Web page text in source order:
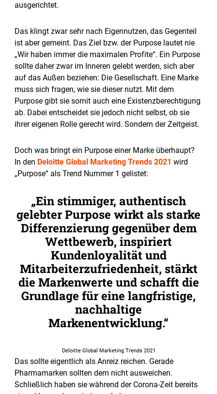
ausgerichtet.
Das klingt zwar sehr nach Eigennutzen, das Gegenteil
ist aber gemeint. Das Ziel bzw. der Purpose lautet nie
„Wir haben immer die maximalen Profite“. Ein Purpose
sollte daher zwar im Inneren gelebt werden, sich aber
auf das Außen beziehen: Die Gesellschaft. Eine Marke
muss sich fragen, wie sie dieser nutzt. Mit dem
Purpose gibt sie somit auch eine Existenzberechtigung
ab. Dabei entscheidet sie jedoch nicht selbst, ob sie
ihrer eigenen Rolle gerecht wird. Sondern der Zeitgeist.
Doch was bringt ein Purpose einer Marke überhaupt?
In den Deloitte Global Marketing Trends 2021 wird
„Purpose“ als Trend Nummer 1 gelistet:
Ein stimmiger, authentisch
gelebter Purpose wirkt als starke
Differenzierung gegenüber dem
Wettbewerb, inspiriert
Kundenloyalität und
Mitarbeiterzufriedenheit, stärkt
die Markenwerte und schafft die
Grundlage für eine langfristige,
nachhaltige
Markenentwicklung.
Deloitte Global Marketing Trends 2021
Das sollte eigentlich als Anreiz reichen. Gerade
Pharmamarken sollten dem nicht ausweichen.
Schließlich haben sie während der Corona-Zeit bereits